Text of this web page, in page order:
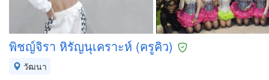
พิชญ์จิรา หิรัญนุเคราะห์ (ครูคิว)
วัฒนา